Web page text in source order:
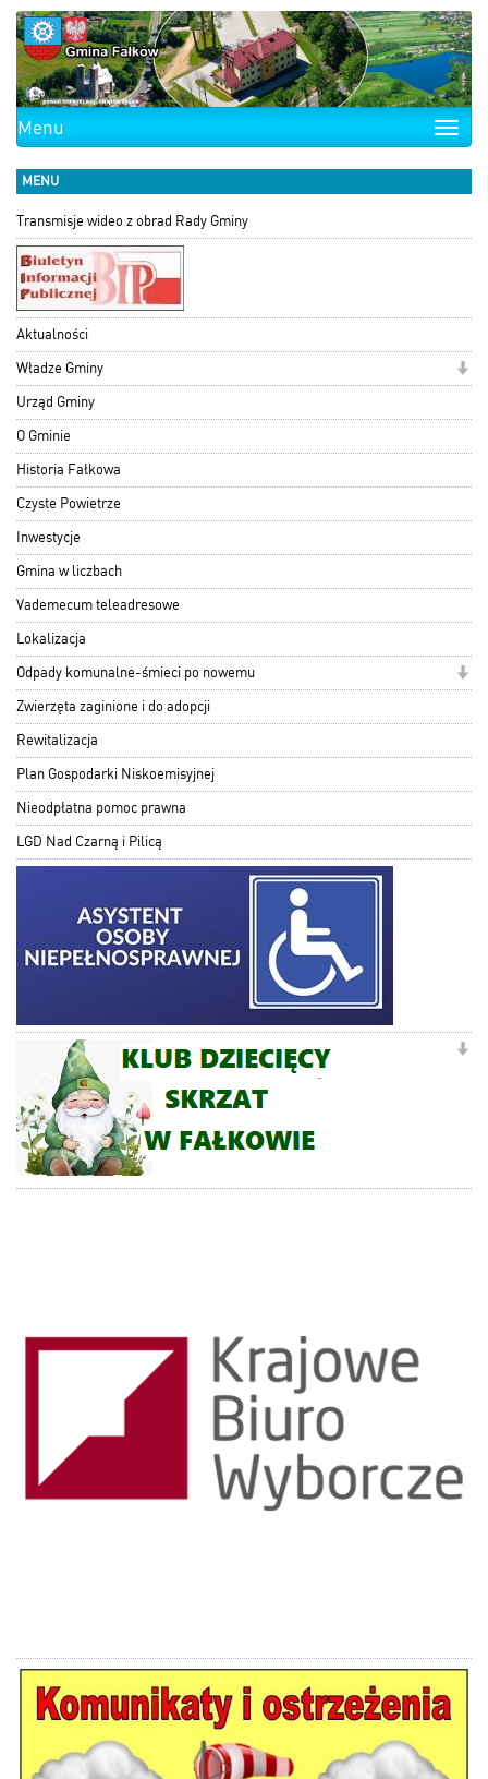
Toggle
Menu
MENU
Transmisje wideo z obrad Rady Gminy
Aktualności
Władze Gminy
Urząd Gminy
O Gminie
Historia Fałkowa
Czyste Powietrze
Inwestycje
Gmina w liczbach
Vademecum teleadresowe
Lokalizacja
Odpady komunalne-śmieci po nowemu
Zwierzęta zaginione i do adopcji
Rewitalizacja
Plan Gospodarki Niskoemisyjnej
Nieodpłatna pomoc prawna
LGD Nad Czarną i Pilicą